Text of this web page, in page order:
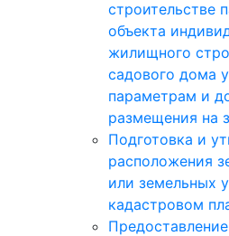
строительстве
объекта
жилищного
садового дома
параметрам и
размещения на
Подготовка и
расположения
или земельных
кадастровом